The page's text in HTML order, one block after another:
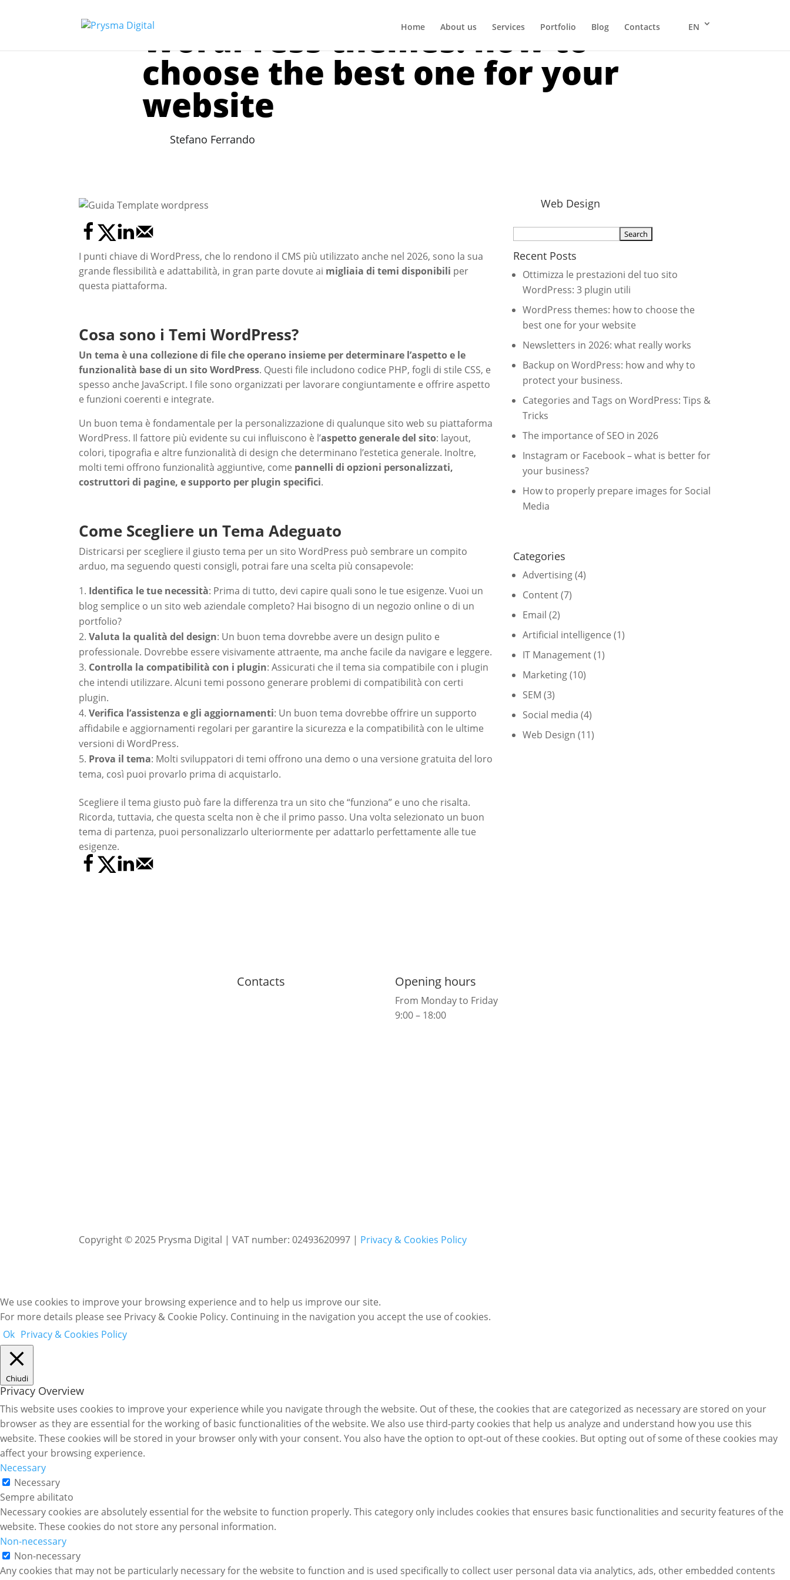
Home About us Services Portfolio Blog Contacts EN
WordPress themes: how to
choose the best one for your
website
Stefano Ferrando
I punti chiave di WordPress, che lo rendono il CMS più utilizzato anche nel 2026, sono la sua
grande flessibilità e adattabilità, in gran parte dovute ai migliaia di temi disponibili per
questa piattaforma.
Cosa sono i Temi WordPress?
Un tema è una collezione di file che operano insieme per determinare l’aspetto e le
funzionalità base di un sito WordPress. Questi file includono codice PHP, fogli di stile CSS, e
spesso anche JavaScript. I file sono organizzati per lavorare congiuntamente e offrire aspetto
e funzioni coerenti e integrate.
Un buon tema è fondamentale per la personalizzazione di qualunque sito web su piattaforma
WordPress. Il fattore più evidente su cui influiscono è l’aspetto generale del sito: layout,
colori, tipografia e altre funzionalità di design che determinano l’estetica generale. Inoltre,
molti temi offrono funzionalità aggiuntive, come pannelli di opzioni personalizzati,
costruttori di pagine, e supporto per plugin specifici.
Come Scegliere un Tema Adeguato
Districarsi per scegliere il giusto tema per un sito WordPress può sembrare un compito
arduo, ma seguendo questi consigli, potrai fare una scelta più consapevole:
Identifica le tue necessità: Prima di tutto, devi capire quali sono le tue esigenze. Vuoi un
blog semplice o un sito web aziendale completo? Hai bisogno di un negozio online o di un
portfolio?
Valuta la qualità del design: Un buon tema dovrebbe avere un design pulito e
professionale. Dovrebbe essere visivamente attraente, ma anche facile da navigare e leggere.
Controlla la compatibilità con i plugin: Assicurati che il tema sia compatibile con i plugin
che intendi utilizzare. Alcuni temi possono generare problemi di compatibilità con certi
plugin.
Verifica l’assistenza e gli aggiornamenti: Un buon tema dovrebbe offrire un supporto
affidabile e aggiornamenti regolari per garantire la sicurezza e la compatibilità con le ultime
versioni di WordPress.
Prova il tema: Molti sviluppatori di temi offrono una demo o una versione gratuita del loro
tema, così puoi provarlo prima di acquistarlo.
Scegliere il tema giusto può fare la differenza tra un sito che “funziona” e uno che risalta.
Ricorda, tuttavia, che questa scelta non è che il primo passo. Una volta selezionato un buon
tema di partenza, puoi personalizzarlo ulteriormente per adattarlo perfettamente alle tue
esigenze.
Web Design
Recent Posts
Ottimizza le prestazioni del tuo sito
WordPress: 3 plugin utili
WordPress themes: how to choose the
best one for your website
Newsletters in 2026: what really works
Backup on WordPress: how and why to
protect your business.
Categories and Tags on WordPress: Tips &
Tricks
The importance of SEO in 2026
Instagram or Facebook – what is better for
your business?
How to properly prepare images for Social
Media
Categories
Advertising(4)
Content(7)
Email (2)
Artificial intelligence (1)
IT Management(1)
Marketing(10)
SEM (3)
Social media (4)
Web Design (11)
Contacts Opening hours
From Monday to Friday
9:00 – 18:00
Copyright © 2025 Prysma Digital | VAT number: 02493620997 | Privacy & Cookies Policy
We use cookies to improve your browsing experience and to help us improve our site.
For more details please see Privacy & Cookie Policy. Continuing in the navigation you accept the use of cookies.
Ok Privacy & Cookies Policy
Chiudi
Privacy Overview
This website uses cookies to improve your experience while you navigate through the website. Out of these, the cookies that are categorized as necessary are stored on your
browser as they are essential for the working of basic functionalities of the website. We also use third-party cookies that help us analyze and understand how you use this
website. These cookies will be stored in your browser only with your consent. You also have the option to opt-out of these cookies. But opting out of some of these cookies may
affect your browsing experience.
Necessary
Necessary
Sempre abilitato
Necessary cookies are absolutely essential for the website to function properly. This category only includes cookies that ensures basic functionalities and security features of the
website. These cookies do not store any personal information.
Non-necessary
Non-necessary
Any cookies that may not be particularly necessary for the website to function and is used specifically to collect user personal data via analytics, ads, other embedded contents